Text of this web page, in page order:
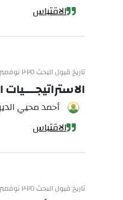
الاقتباس
تاريخ قبول البحث ٢٠٢٥ نوفمبر ١٠
أحمد محيي
الاقتباس
تاريخ قبول البحث ٢٠٢٥ نوفمبر ١٠